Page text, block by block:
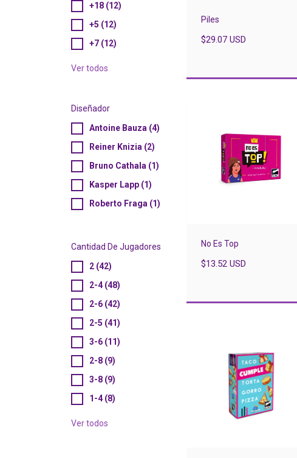
+18 (12)
+5 (12)
+7 (12)
Ver todos
Diseñador
Antoine Bauza (4)
Reiner Knizia (2)
Bruno Cathala (1)
Kasper Lapp (1)
Roberto Fraga (1)
Cantidad De Jugadores
2 (42)
2-4 (48)
2-6 (42)
2-5 (41)
3-6 (11)
2-8 (9)
3-8 (9)
1-4 (8)
Ver todos
Piles
$29.07 USD
No Es Top
$13.52 USD